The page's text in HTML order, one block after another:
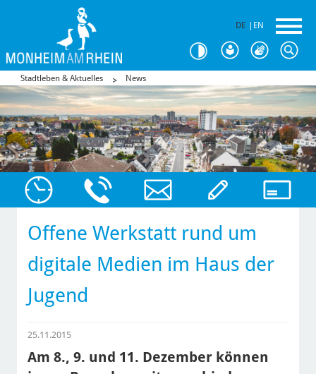
DE EN
Stadtleben & Aktuelles News
Offene Werkstatt rund um
digitale Medien im Haus der
Jugend
25.11.2015
Am 8., 9. und 11. Dezember können